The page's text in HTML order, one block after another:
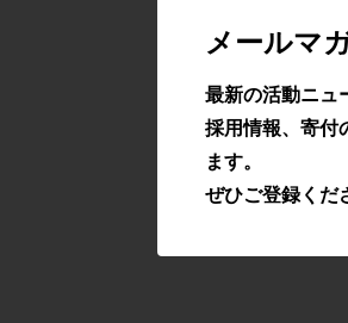
メールマ
最新の活動ニュ
採用情報、寄付
ます。
ぜひご登録くだ